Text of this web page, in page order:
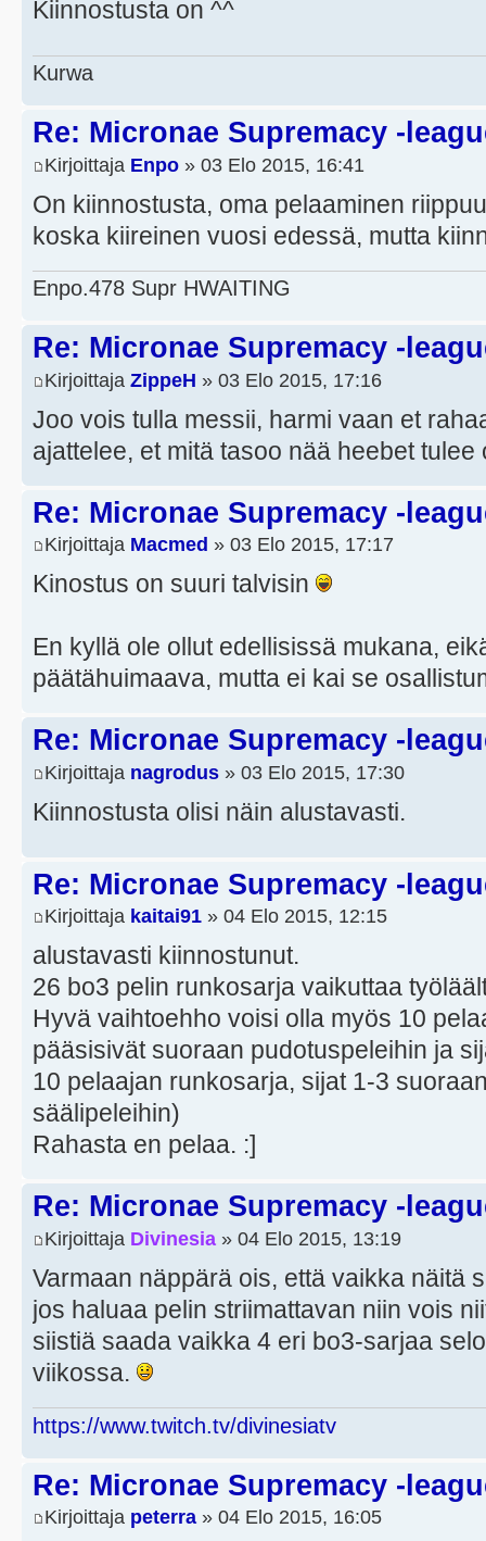
Kiinnostusta on ^^
Kurwa
Re: Micronae Supremacy -
Kirjoittaja Enpo » 03 Elo 2015, 16:41
On kiinnostusta, oma pelaaminen
koska kiireinen vuosi edessä, mutta
Enpo.478 Supr HWAITING
Re: Micronae Supremacy -
Kirjoittaja ZippeH » 03 Elo 2015, 17:16
Joo vois tulla messii, harmi vaan et
ajattelee, et mitä tasoo nää heebet
Re: Micronae Supremacy -
Kirjoittaja Macmed » 03 Elo 2015, 17:17
Kinostus on suuri talvisin
En kyllä ole ollut edellisissä mukana,
päätähuimaava, mutta ei kai se
Re: Micronae Supremacy -
Kirjoittaja nagrodus » 03 Elo 2015, 17:30
Kiinnostusta olisi näin alustavasti.
Re: Micronae Supremacy -
Kirjoittaja kaitai91 » 04 Elo 2015, 12:15
alustavasti kiinnostunut.
26 bo3 pelin runkosarja vaikuttaa
Hyvä vaihtoehho voisi olla myös 10
pääsisivät suoraan pudotuspeleihin ja
10 pelaajan runkosarja, sijat 1-3
säälipeleihin)
Rahasta en pelaa. :]
Re: Micronae Supremacy -
Kirjoittaja Divinesia » 04 Elo 2015, 13:19
Varmaan näppärä ois, että vaikka näitä
jos haluaa pelin striimattavan niin vois
siistiä saada vaikka 4 eri bo3-sarjaa
viikossa.
https://www.twitch.tv/divinesiatv
Re: Micronae Supremacy -
Kirjoittaja peterra » 04 Elo 2015, 16:05